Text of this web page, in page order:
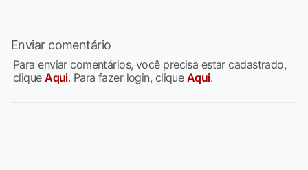
Enviar comentário
Para enviar comentários, você precisa estar cadastrado,
cliqueAqui. Para fazer login, clique Aqui.